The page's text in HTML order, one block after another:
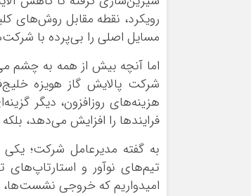
رویکرد، نقطه مقابل روش‌های
مسایل اصلی را بی‌پرده با
اما آنچه بیش از همه به چشم
شرکت پالایش گاز هویزه
هزینه‌های روزافزون، دیگر
فرایندها را افزایش می‌دهد،
به گفته مدیرعامل شرکت؛ یکی
تیم‌های نوآور و استارتاپ‌های
امیدواریم که خروجی نشست‌ها،